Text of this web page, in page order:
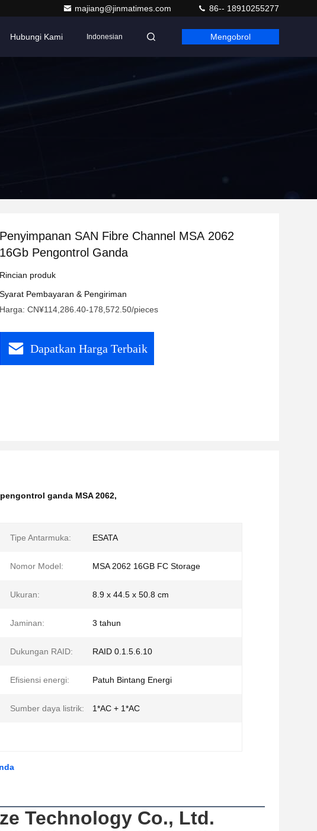
majiang@jinmatimes.com 86-- 18910255277
Hubungi Kami Indonesian Mengobrol
Penyimpanan SAN Fibre Channel MSA 2062
16Gb Pengontrol Ganda
Rincian produk
Syarat Pembayaran & Pengiriman
Harga: CN¥114,286.40-178,572.50/pieces
Dapatkan Harga Terbaik
ganda MSA 2062,
Tipe Antarmuka: ESATA
Nomor Model: MSA 2062 16GB FC Storage
Ukuran: 8.9 x 44.5 x 50.8 cm
Jaminan: 3 tahun
Dukungan RAID: RAID 0.1.5.6.10
Efisiensi energi: Patuh Bintang Energi
Sumber daya listrik: 1*AC + 1*AC
Technology Co., Ltd.